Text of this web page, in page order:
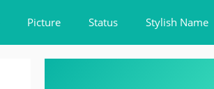
Picture Status Stylish Name